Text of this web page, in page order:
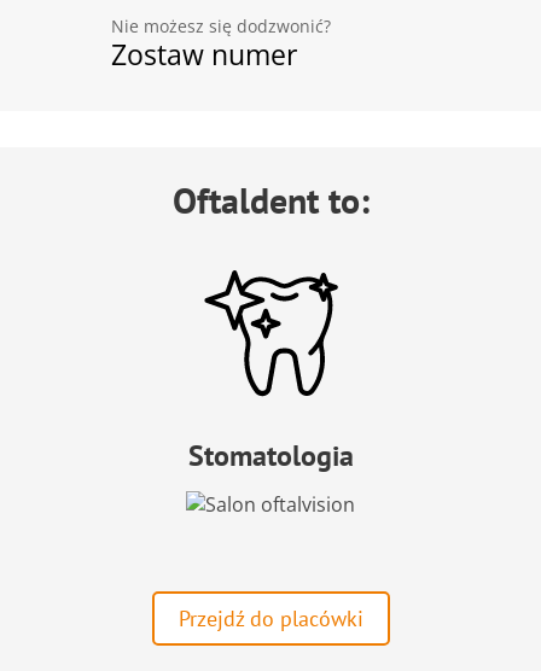
Nie możesz się dodzwonić?
Zostaw numer
Oftaldent to:
Stomatologia
Przejdź do placówki